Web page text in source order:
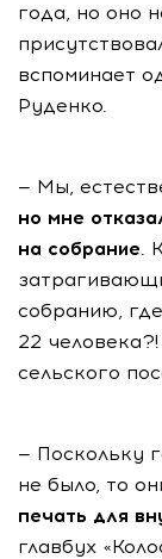
года, но оно
вспоминает
Руденко.
— Мы,
но мне
на собрание.
собранию,
22
сельского
— Поскольку
не было, то
печать для
главбух